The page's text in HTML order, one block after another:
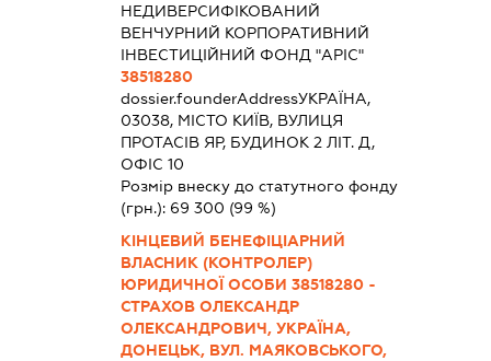
НЕДИВЕРСИФІКОВАНИЙ
ВЕНЧУРНИЙ КОРПОРАТИВНИЙ
ІНВЕСТИЦІЙНИЙ ФОНД "АРІС"
38518280
dossier.founderAddressУКРАЇНА,
03038, МІСТО КИЇВ, ВУЛИЦЯ
ПРОТАСІВ ЯР, БУДИНОК 2 ЛІТ. Д,
ОФІС 10
Розмір внеску до статутного фонду
(грн.): 69 300 (99 %)
КІНЦЕВИЙ БЕНЕФІЦІАРНИЙ
ВЛАСНИК (КОНТРОЛЕР)
ЮРИДИЧНОЇ ОСОБИ 38518280 -
СТРАХОВ ОЛЕКСАНДР
ОЛЕКСАНДРОВИЧ, УКРАЇНА,
ДОНЕЦЬК, ВУЛ. МАЯКОВСЬКОГО,